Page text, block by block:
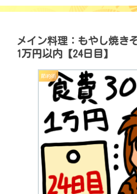
メイン料理：もやし焼き
1万円以内【24日目】
節約術